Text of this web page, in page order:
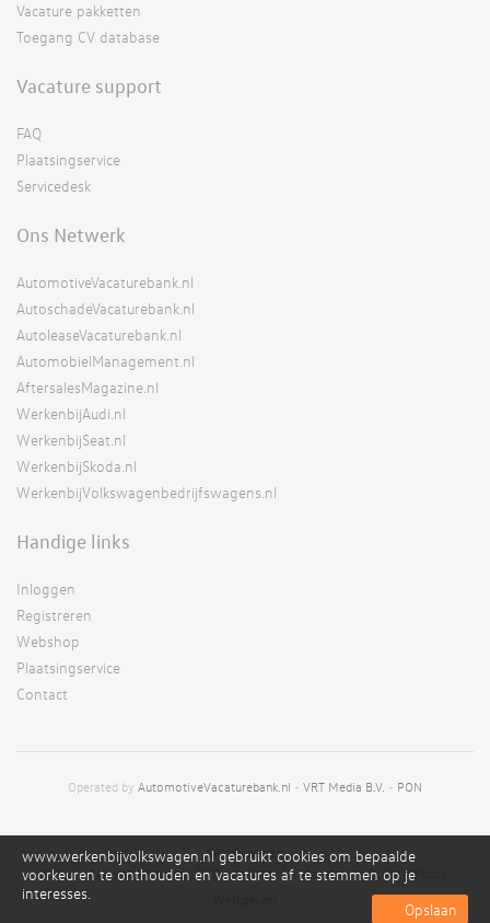
Vacature pakketten
Toegang CV database
Vacature support
FAQ
Plaatsingservice
Servicedesk
Ons Netwerk
AutomotiveVacaturebank.nl
AutoschadeVacaturebank.nl
AutoleaseVacaturebank.nl
AutomobielManagement.nl
AftersalesMagazine.nl
WerkenbijAudi.nl
WerkenbijSeat.nl
WerkenbijSkoda.nl
WerkenbijVolkswagenbedrijfswagens.nl
Handige links
Inloggen
Registreren
Webshop
Plaatsingservice
Contact
Operated by AutomotiveVacaturebank.nl - VRT Media B.V. - PON
©Volkswagen;
RSS
Alg. voorwaarden Disclaimer Sitemap
Privacy Policy
www.werkenbijvolkswagen.nl gebruikt cookies om bepaalde
voorkeuren te onthouden en vacatures af te stemmen op je
interesses.